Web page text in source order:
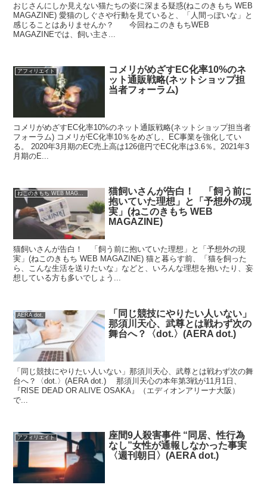
おじさんにしか見えない猫たちの姿に深まる疑惑(ねこのきもち WEB
MAGAZINE) 愛猫のしぐさや行動を見ていると、「人間っぽいな」と
感じることはありませんか？ 今回ねこのきもちWEB
MAGAZINEでは、飼い主さ...
アフィリエイト
コメリがめざすEC化率10%のネ
ット通販戦略(ネットショップ担
当者フォーラム)
コメリがめざすEC化率10%のネット通販戦略(ネットショップ担当者
フォーラム) コメリがEC化率10％をめざし、EC事業を強化してい
る。 2020年3月期のEC売上高は126億円でEC化率は3.6％。2021年3
月期のE...
ねこのきもち WEB MAGAZINE
猫飼いさんが告白！ 「飼う前に
抱いていた理想」と「予想外の現
実」(ねこのきもち WEB
MAGAZINE)
猫飼いさんが告白！ 「飼う前に抱いていた理想」と「予想外の現
実」(ねこのきもち WEB MAGAZINE) 猫と暮らす前、「猫を飼った
ら、こんな生活を送りたいな」などと、いろんな理想を抱いたり、妄
想している方も多いでしょう...
AERA dot.
「同じ競技にやりたい人いない」
那須川天心、武尊とは戦わず次の
舞台へ？〈dot.〉(AERA dot.)
「同じ競技にやりたい人いない」那須川天心、武尊とは戦わず次の舞
台へ？〈dot.〉(AERA dot.) 那須川天心の本年第3戦が11月1日、
『RISE DEAD OR ALIVE OSAKA』（エディオンアリーナ大阪）
で...
アフィリエイト
座間9人殺害事件 “同居、性行為
なし”女性が通報しなかった事実
〈週刊朝日〉(AERA dot.)